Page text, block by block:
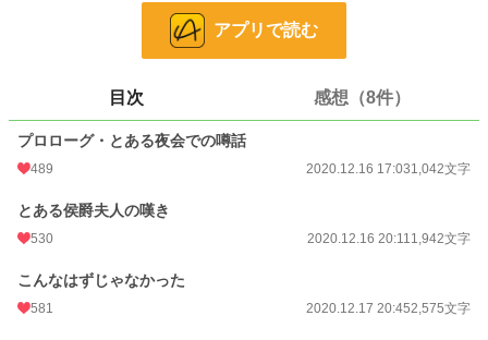
9,568
更新日時 2020.12.19 12:02
初回公開日時
初回完結日時 2020.12.19 12:03
週間ポイント
月間ポイント 3,847 pt (10,271 位)
アプリで読む
目次 感想（8件）
プロローグ・とある夜会での噂話
489 2020.12.16 17:031,042文字
とある侯爵夫人の嘆き
530 2020.12.16 20:111,942文字
こんなはずじゃなかった
581 2020.12.17 20:452,575文字